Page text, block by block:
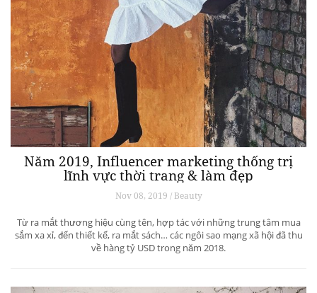
Năm 2019, Influencer marketing thống trị
lĩnh vực thời trang & làm đẹp
Nov 08, 2019 / Beauty
Từ ra mắt thương hiệu cùng tên, hợp tác với những trung tâm mua
sắm xa xỉ, đến thiết kế, ra mắt sách… các ngôi sao mạng xã hội đã thu
về hàng tỷ USD trong năm 2018.